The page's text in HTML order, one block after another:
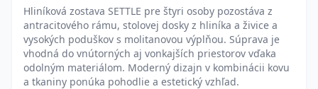
Hliníková zostava SETTLE pre štyri osoby pozostáva z
antracitového rámu, stolovej dosky z hliníka a živice a
vysokých poduškov s molitanovou výplňou. Súprava je
vhodná do vnútorných aj vonkajších priestorov vďaka
odolným materiálom. Moderný dizajn v kombinácii kovu
a tkaniny ponúka pohodlie a estetický vzhľad.